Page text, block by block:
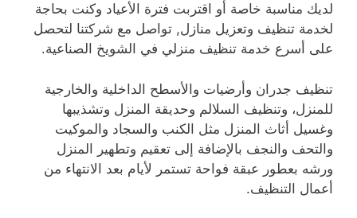
لديك مناسبة خاصة أو اقتربت فترة الأعياد وكنت بحاجة
لخدمة تنظيف وتعزيل منازل, تواصل مع شركتنا لتحصل
على أسرع خدمة تنظيف منزلي في الشويخ الصناعية.
تنظيف جدران وأرضيات والأسطح الداخلية والخارجية
للمنزل، وتنظيف السلالم وحديقة المنزل وتشذيبها
وغسيل أثاث المنزل مثل الكنب والسجاد والموكيت
والتحف والنجف بالإضافة إلى تعقيم وتطهير المنزل
ورشه بعطور عبقة فواحة تستمر لأيام بعد الانتهاء من
أعمال التنظيف.